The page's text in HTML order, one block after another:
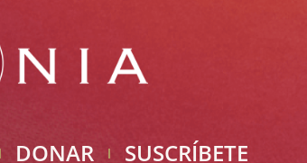
DONAR SUSCRÍBETE